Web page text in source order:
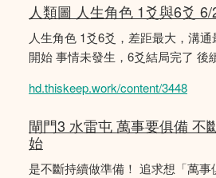
人類圖 人生角色 1爻與6爻 6/
人生角色 1爻6爻，差距最大，溝
開始 事情未發生，6爻結局完了 後
hd.thiskeep.work/content/3448
閘門3 水雷屯 萬事要俱備 不
始
是不斷持續做準備！ 追求想「萬事